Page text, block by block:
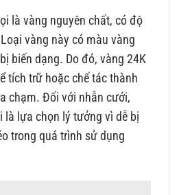
là vàng nguyên chất, có độ
vàng này có màu vàng
biến dạng. Do đó, vàng 24K
tích trữ hoặc chế tác thành
chạm. Đối với nhẫn cưới,
là lựa chọn lý tưởng vì dễ bị
trong quá trình sử dụng